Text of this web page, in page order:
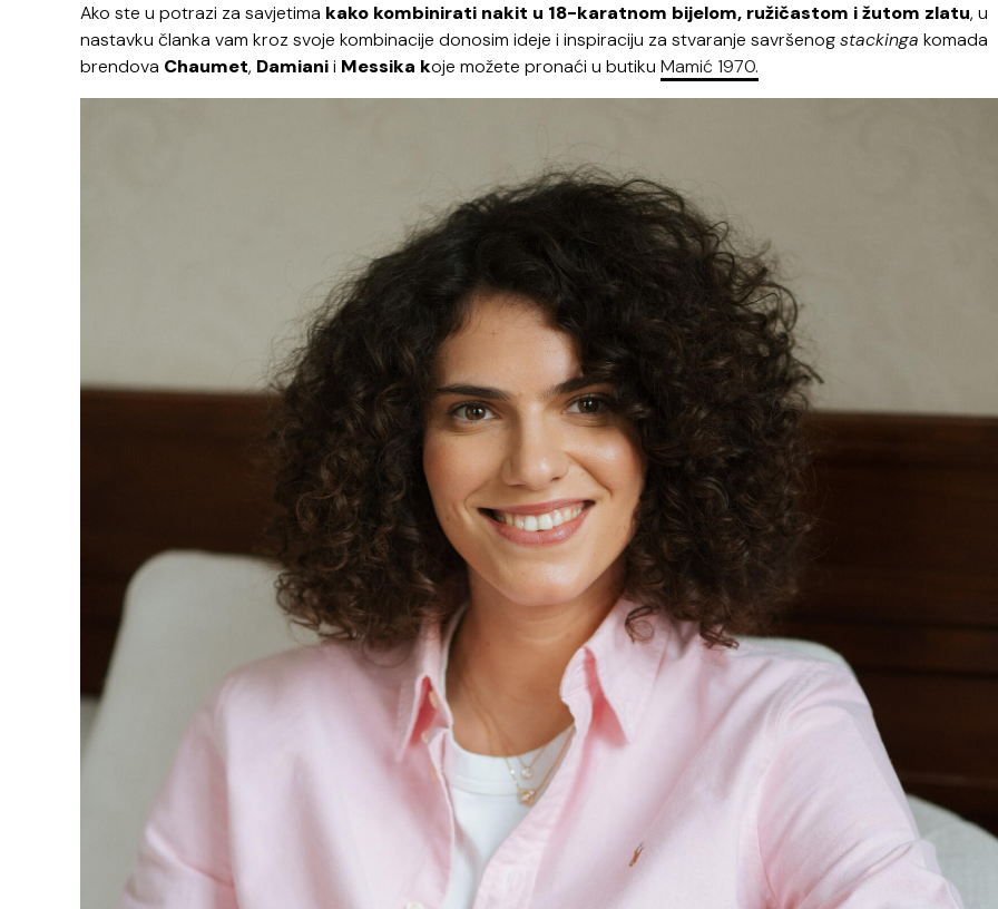
Ako ste u potrazi za savjetima kako kombinirati nakit u 18-karatnom bijelom, ružičastom i žutom zlatu, u
nastavku članka vam kroz svoje kombinacije donosim ideje i inspiraciju za stvaranje savršenogstackinga komada
brendova Chaumet, Damianii Messika koje možete pronaći u butiku Mamić 1970.